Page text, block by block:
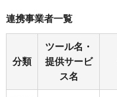
連携事業者一覧
分類
ツール名・
提供サービ
ス名